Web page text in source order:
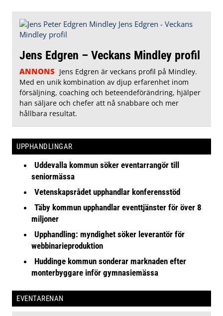
Jens Edgren – Veckans Mindley profil
ANNONS Jens Edgren är veckans profil på Mindley.
Med en unik kombination av djup erfarenhet inom
försäljning, coaching och beteendeförändring, hjälper
han säljare och chefer att nå snabbare och mer
hållbara resultat.
UPPHANDLINGAR
Uddevalla kommun söker eventarrangör till
seniormässa
Vetenskapsrådet upphandlar konferensstöd
Täby kommun upphandlar eventtjänster för över 8
miljoner
Upphandling: myndighet söker leverantör för
webbinarieproduktion
Huddinge kommun sonderar marknaden efter
monterbyggare inför gymnasiemässa
EVENTARENAN